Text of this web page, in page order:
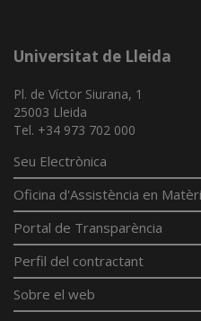
Universitat de Lleida
Pl. de Víctor Siurana, 1
25003 Lleida
Tel. +34 973 702 000
Seu Electrònica
Oficina d'Assistència en
Portal de Transparència
Perfil del contractant
Sobre el web